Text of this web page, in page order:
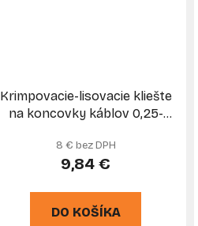
Krimpovacie-lisovacie kliešte
na koncovky káblov 0,25-
8 € bez DPH
9,84 €
DO KOŠÍKA